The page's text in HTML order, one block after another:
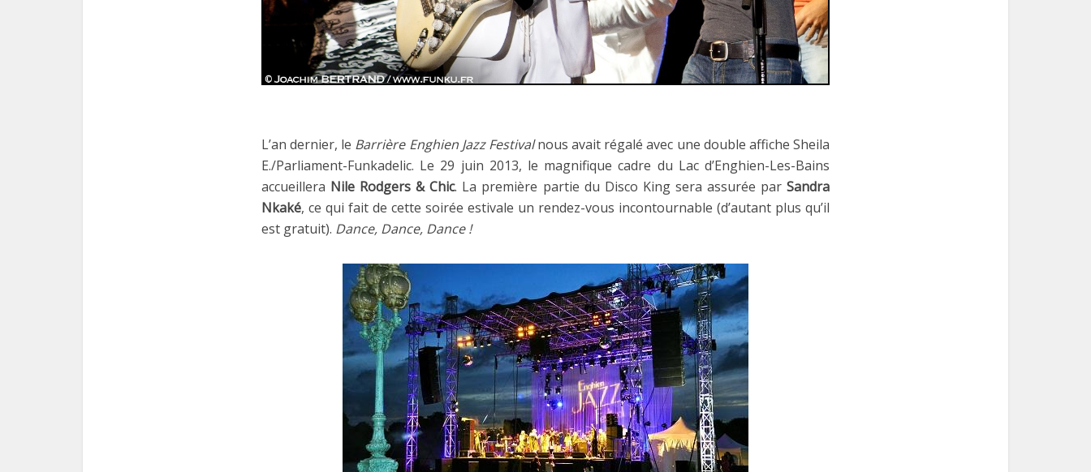
L’an dernier, le Barrière Enghien Jazz Festivalnous avait régalé avec une double affiche Sheila
E./Parliament-Funkadelic. Le 29 juin 2013, le magnifique cadre du Lac d’Enghien-Les-Bains
accueillera Nile Rodgers & Chic. La première partie du Disco King sera assurée parSandra
Nkaké, ce qui fait de cette soirée estivale un rendez-vous incontournable (d’autant plus qu’il
est gratuit). Dance, Dance, Dance !